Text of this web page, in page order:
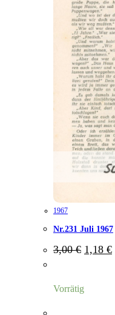
1967
Nr.231 Juli 1967
3,00€
Preis
1,18 €
Vorrätig